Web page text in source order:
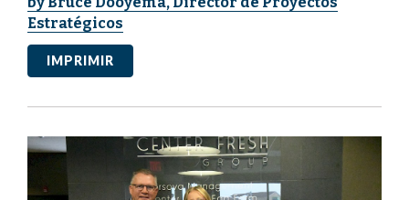
Estratégicos
IMPRIMIR